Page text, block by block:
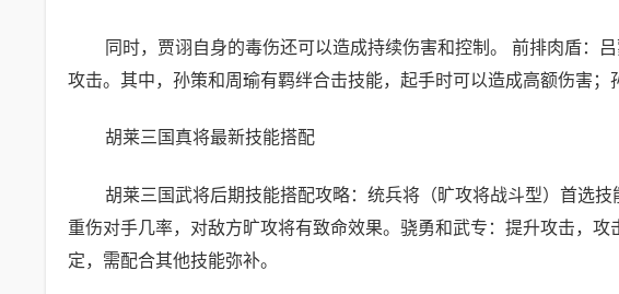
同时，贾诩自身的毒伤还可以造成持续伤害和控制。 前排肉盾：
攻击。其中，孙策和周瑜有羁绊合击技能，起手时可以造成高额伤害；
胡莱三国真将最新技能搭配
胡莱三国武将后期技能搭配攻略：统兵将（旷攻将战斗型）首选
重伤对手几率，对敌方旷攻将有致命效果。骁勇和武专：提升攻击，
定，需配合其他技能弥补。